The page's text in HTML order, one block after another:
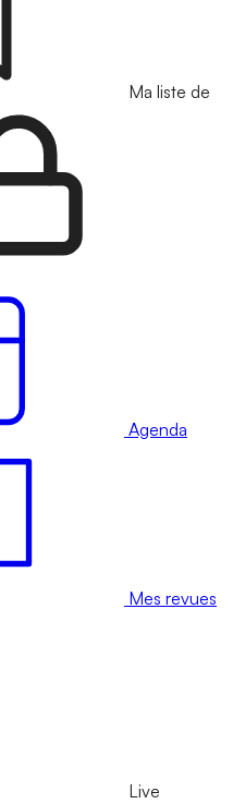
Ma liste de
Agenda
Mes revues
Live